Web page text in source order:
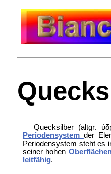
Quecksilber (altgr.
Periodensystem der
Periodensystem steht es
seiner hohen
leitfähig.